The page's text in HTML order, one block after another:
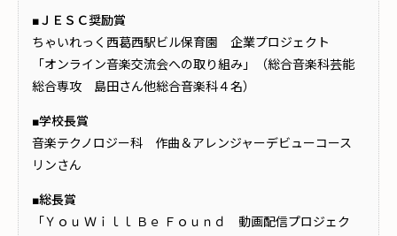
■ＪＥＳＣ奨励賞
ちゃいれっく西葛西駅ビル保育園 企業プロジェクト
「オンライン音楽交流会への取り組み」（総合音楽科芸能
総合専攻 島田さん他総合音楽科４名）
■学校長賞
音楽テクノロジー科 作曲＆アレンジャーデビューコース
リンさん
■総長賞
「Ｙｏｕ Ｗｉｌｌ Ｂｅ Ｆｏｕｎｄ 動画配信プロジェク